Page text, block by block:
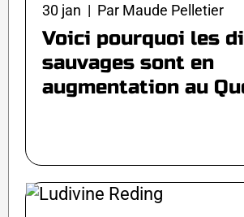
30 jan | Par Maude Pelletier
Voici pourquoi les
sauvages sont en
augmentation au